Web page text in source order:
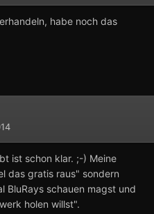
habe noch das
ist schon klar. ;-) Meine
das gratis raus" sondern
BluRays schauen magst und
holen willst".